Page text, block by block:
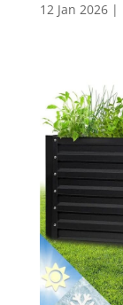
12 Jan 2026|